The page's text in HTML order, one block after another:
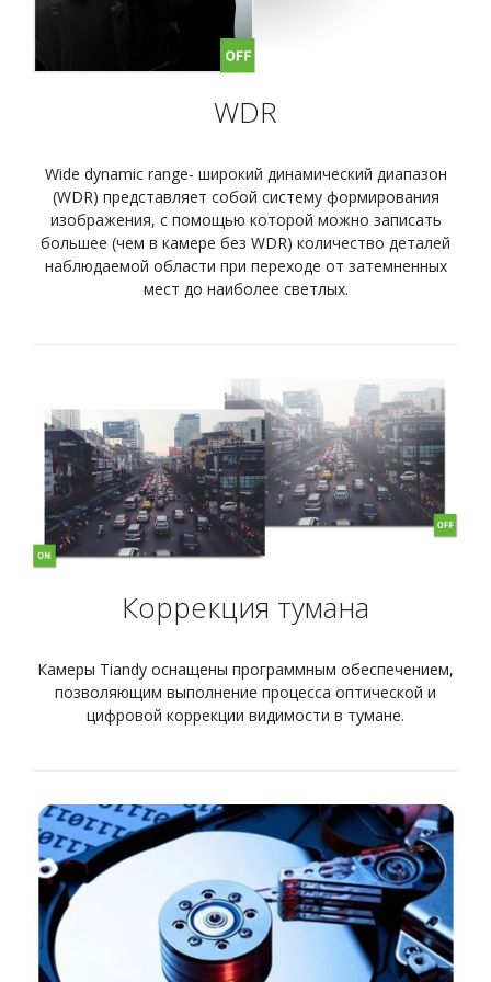
WDR
Wide dynamic range- широкий динамический диапазон
(WDR) представляет собой систему формирования
изображения, с помощью которой можно записать
большее (чем в камере без WDR) количество деталей
наблюдаемой области при переходе от затемненных
мест до наиболее светлых.
Коррекция тумана
Камеры Tiandy оснащены программным обеспечением,
позволяющим выполнение процесса оптической и
цифровой коррекции видимости в тумане.